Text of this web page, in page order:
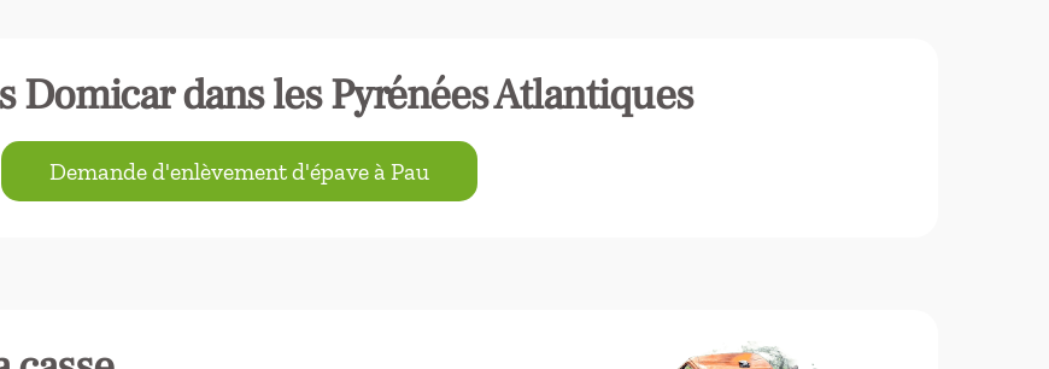
Domicar dans les Pyrénées Atlantiques
Demande d'enlèvement d'épave à Pau